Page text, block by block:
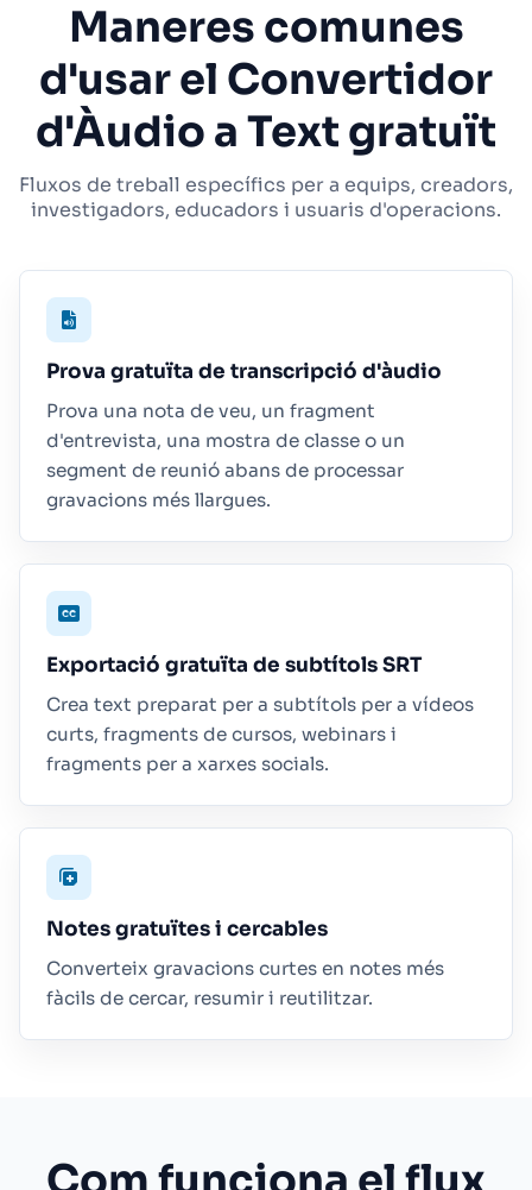
Maneres comunes
d'usar el Convertidor
d'Àudio a Text gratuït
Fluxos de treball específics per a equips, creadors,
investigadors, educadors i usuaris d'operacions.
Prova gratuïta de transcripció d'àudio
Prova una nota de veu, un fragment
d'entrevista, una mostra de classe o un
segment de reunió abans de processar
gravacions més llargues.
Exportació gratuïta de subtítols SRT
Crea text preparat per a subtítols per a vídeos
curts, fragments de cursos, webinars i
fragments per a xarxes socials.
Notes gratuïtes i cercables
Converteix gravacions curtes en notes més
fàcils de cercar, resumir i reutilitzar.